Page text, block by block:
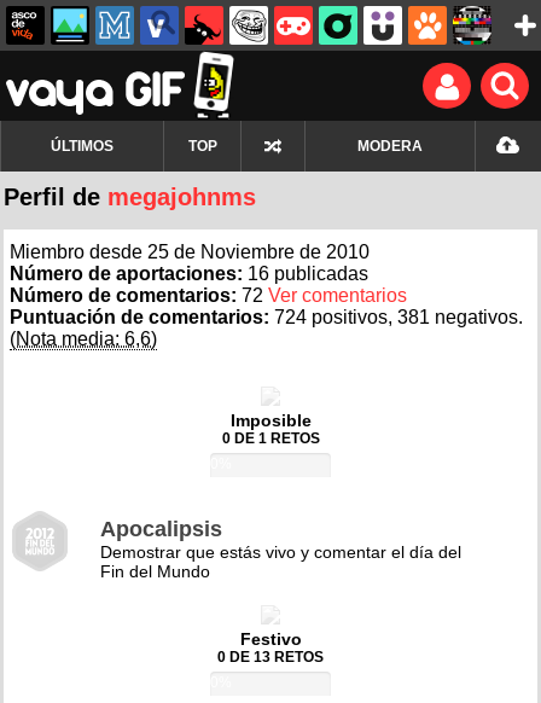
ÚLTIMOS TOP MODERA
Perfil de megajohnms
Miembro desde 25 de Noviembre de 2010
Número de aportaciones: 16 publicadas
Número de comentarios: 72 Ver comentarios
Puntuación de comentarios: 724 positivos, 381 negativos.
(Nota media: 6,6)
Imposible
0 DE 1 RETOS
Apocalipsis
Demostrar que estás vivo y comentar el día del
Fin del Mundo
Festivo
0 DE 13 RETOS